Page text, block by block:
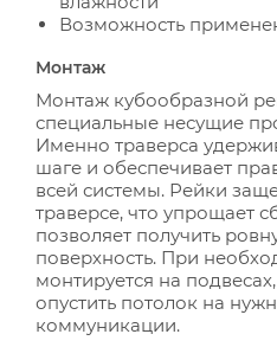
Возможность
Монтаж
Монтаж кубообразной
специальные несущие
Именно траверса
шаге и обеспечивает
всей системы. Рейки
траверсе, что упрощает
позволяет получить
поверхность. При
монтируется на
опустить потолок на
коммуникации.